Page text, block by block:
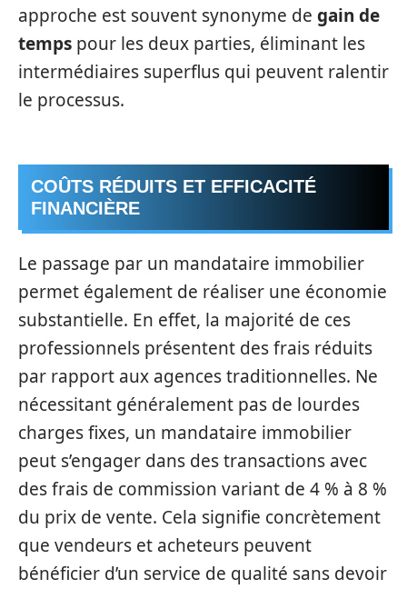
approche est souvent synonyme de gain de
temps pour les deux parties, éliminant les
intermédiaires superflus qui peuvent ralentir
le processus.
COÛTS RÉDUITS ET EFFICACITÉ
FINANCIÈRE
Le passage par un mandataire immobilier
permet également de réaliser une économie
substantielle. En effet, la majorité de ces
professionnels présentent des frais réduits
par rapport aux agences traditionnelles. Ne
nécessitant généralement pas de lourdes
charges fixes, un mandataire immobilier
peut s’engager dans des transactions avec
des frais de commission variant de 4 % à 8 %
du prix de vente. Cela signifie concrètement
que vendeurs et acheteurs peuvent
bénéficier d’un service de qualité sans devoir